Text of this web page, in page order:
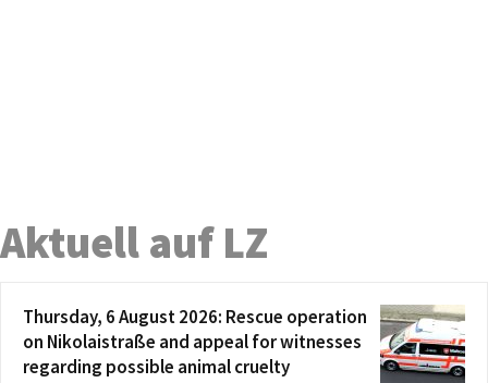
Aktuell auf LZ
Thursday, 6 August 2026: Rescue operation
on Nikolaistraße and appeal for witnesses
regarding possible animal cruelty